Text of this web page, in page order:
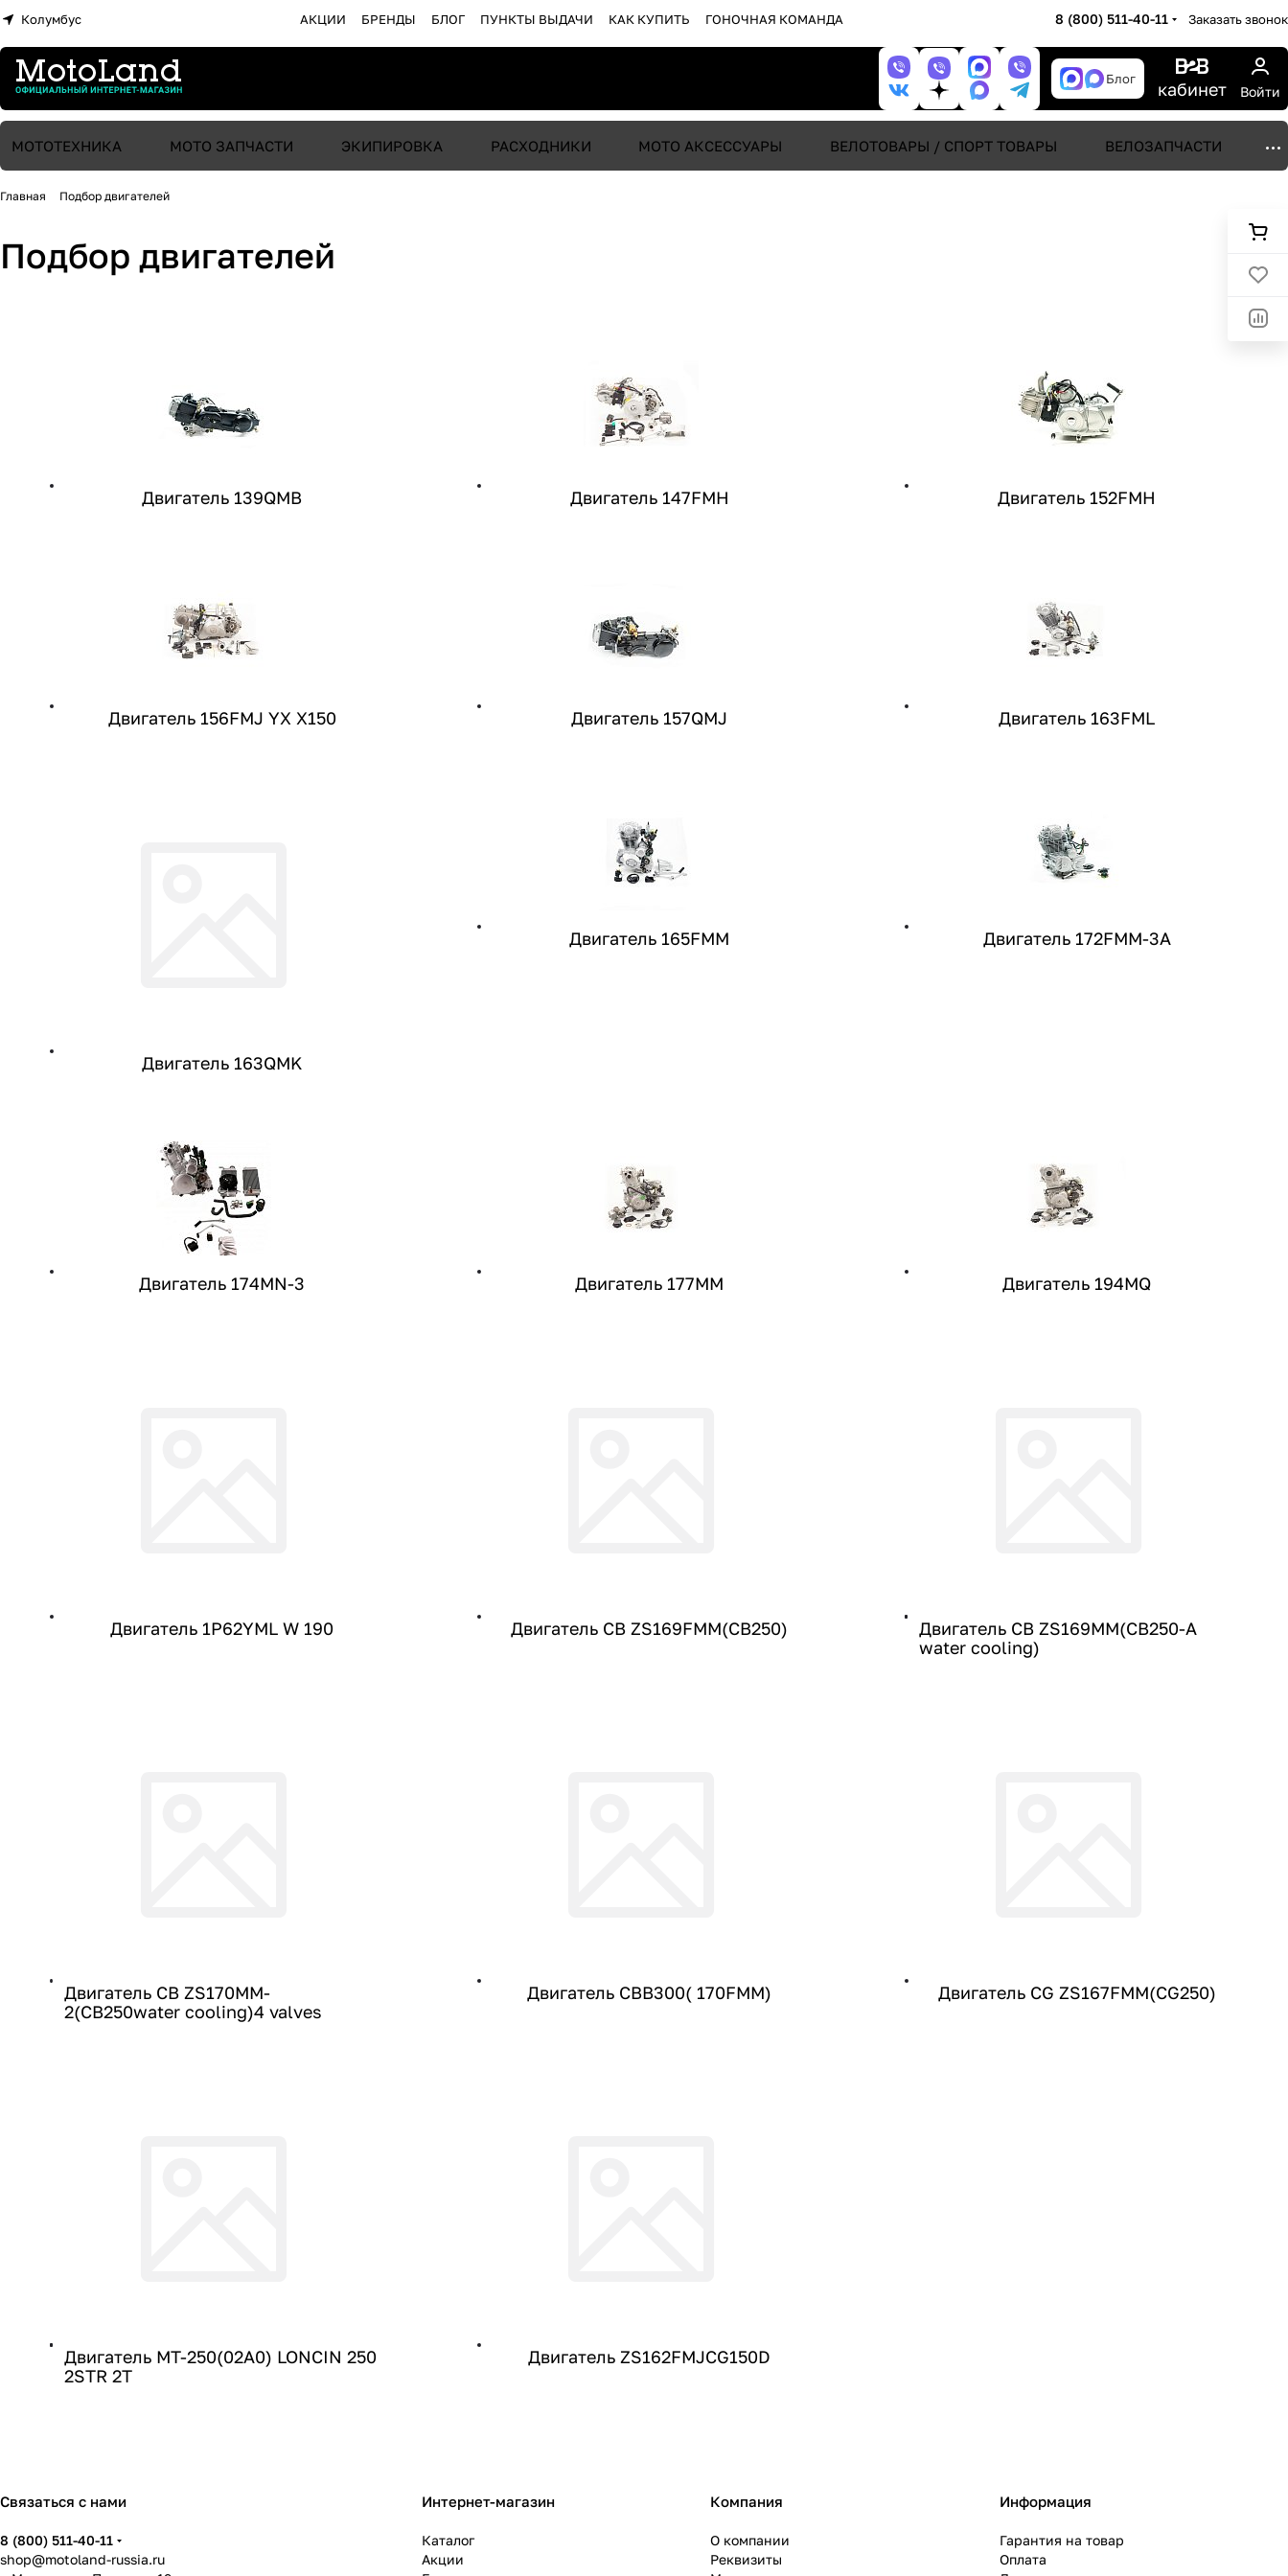
Колумбус АКЦИИ БРЕНДЫ БЛОГ ПУНКТЫ ВЫДАЧИ КАК КУПИТЬ ГОНОЧНАЯ КОМАНДА 8 (800) 511-40-11 Заказать звонок
Блог кабинет Войти
МОТОТЕХНИКА МОТО ЗАПЧАСТИ ЭКИПИРОВКА РАСХОДНИКИ МОТО АКСЕССУАРЫ ВЕЛОТОВАРЫ / СПОРТ ТОВАРЫ ВЕЛОЗАПЧАСТИ
Главная Подбор двигателей
Подбор двигателей
Двигатель 139QMB Двигатель 147FMH Двигатель 152FMH
Двигатель 156FMJ YX X150 Двигатель 157QMJ Двигатель 163FML
Двигатель 163QMK
Двигатель 165FMM Двигатель 172FMM-3A
Двигатель 174MN-3 Двигатель 177MM Двигатель 194MQ
Двигатель 1P62YML W 190 Двигатель CB ZS169FMM(CB250)
Двигатель CB ZS169MM(CB250-A
water cooling)
Двигатель CB ZS170MM-
2(CB250water cooling)4 valves
Двигатель CBB300( 170FMM) Двигатель CG ZS167FMM(CG250)
Двигатель MT-250(02A0) LONCIN 250
2STR 2Т
Двигатель ZS162FMJCG150D
Связаться с нами
8 (800) 511-40-11
shop@motoland-russia.ru
Интернет-магазин
Каталог
Акции
Компания
О компании
Реквизиты
Информация
Гарантия на товар
Оплата